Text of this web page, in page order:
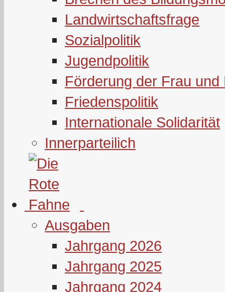
Landwirtschaftsfrage
Sozialpolitik
Jugendpolitik
Förderung der Frau und
Friedenspolitik
Internationale Solidarität
Innerparteilich
Ausgaben
Jahrgang 2026
Jahrgang 2025
Jahrgang 2024